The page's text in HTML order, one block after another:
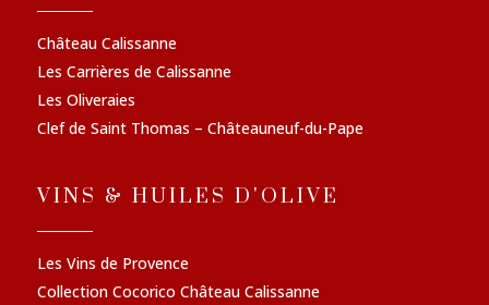
Château Calissanne
Les Carrières de Calissanne
Les Oliveraies
Clef de Saint Thomas – Châteauneuf-du-Pape
VINS & HUILES D'OLIVE
Les Vins de Provence
Collection Cocorico Château Calissanne